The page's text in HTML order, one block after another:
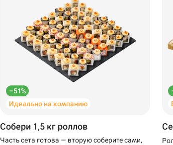
–51%
Идеально на компанию
Собери 1,5 кг роллов
Часть сета готова — вторую соберите сами,